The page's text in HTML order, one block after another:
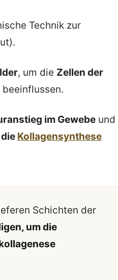
Technik zur
, um die Zellen der
im Gewebe und
Kollagensynthese
Schichten der
um die